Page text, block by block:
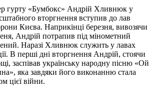
гурту «Бумбокс» Андрій Хливнюк у
вторгнення вступив до лав
Києва. Наприкінці березня, вивозячи
Андрій потрапив під мінометний
Наразі Хливнюк служить у лавах
В перші дні вторгнення Андрій, стоячи
заспівав українську народну пісню «Ой
яка завдяки його виконанню стала
цієї війни.